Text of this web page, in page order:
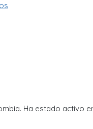
Ha estado activo